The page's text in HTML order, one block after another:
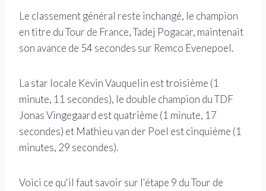
Le classement général reste inchangé, le champion
en titre du Tour de France, Tadej Pogacar, maintenait
son avance de 54 secondes sur Remco Evenepoel.
La star locale Kevin Vauquelin est troisième (1
minute, 11 secondes), le double champion du TDF
Jonas Vingegaard est quatrième (1 minute, 17
secondes) et Mathieu van der Poel est cinquième (1
minutes, 29 secondes).
Voici ce qu'il faut savoir sur l'étape 9 du Tour de